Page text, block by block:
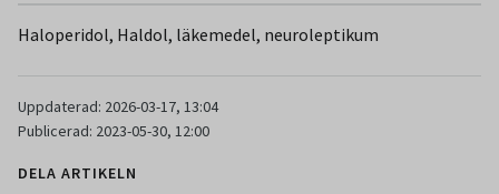
Haloperidol, Haldol, läkemedel, neuroleptikum
Uppdaterad: 2026-03-17, 13:04
Publicerad: 2023-05-30, 12:00
DELA ARTIKELN